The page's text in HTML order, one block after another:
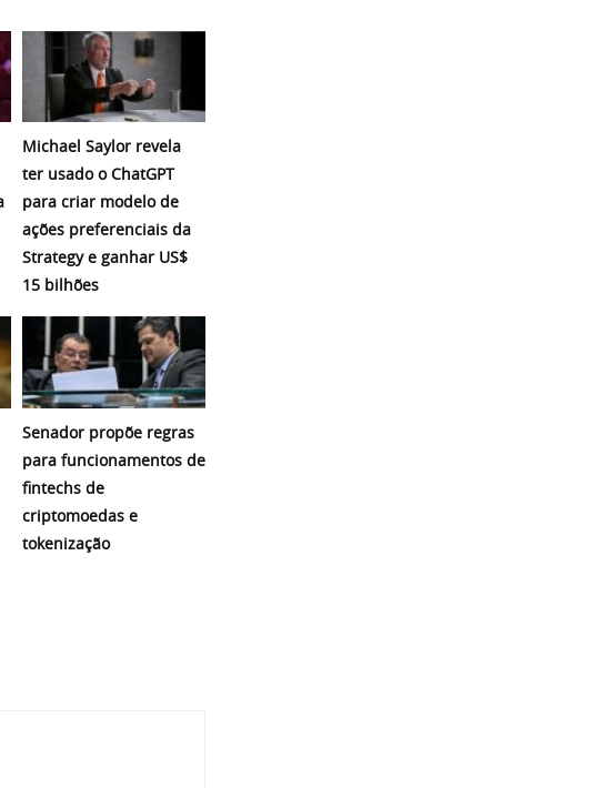
Michael Saylor revela
ter usado o ChatGPT
para criar modelo de
ações preferenciais da
Strategy e ganhar US$
15 bilhões
Senador propõe regras
para funcionamentos de
fintechs de
criptomoedas e
tokenização